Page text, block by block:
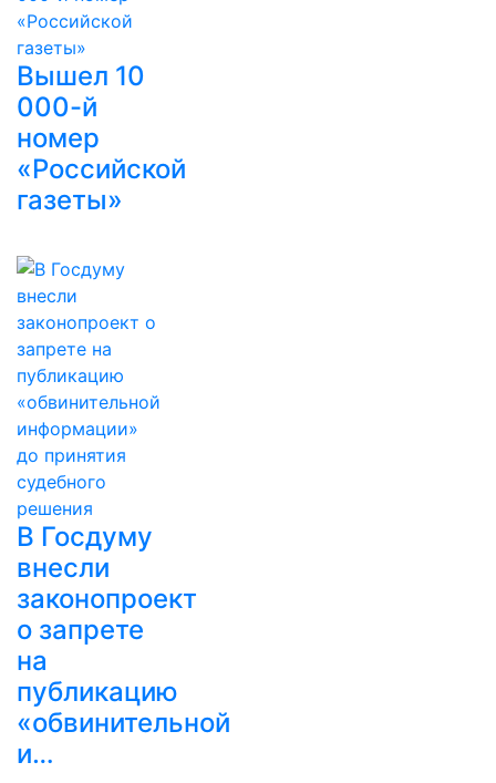
Вышел 10
000-й
номер
«Российской
газеты»
В Госдуму
внесли
законопроект
о запрете
на
публикацию
«обвинительной
и…